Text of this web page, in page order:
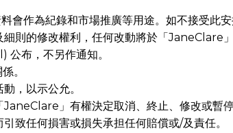
作為紀錄和市場推廣等用途。如不接受此安
細則的修改權利，任何改動將於「JaneClare
布，不另作通知。
。
，以示公允。
」有權決定取消、終止、修改或暫
致任何損害或損失承担任何賠償或/及責任。